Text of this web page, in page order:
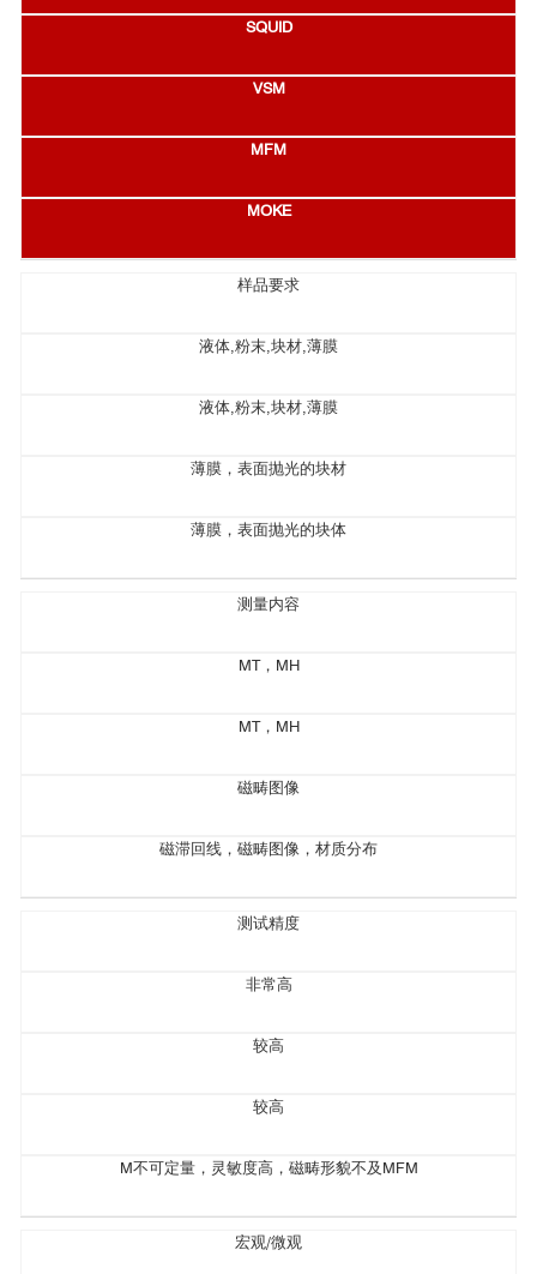
SQUID
VSM
MFM
MOKE
样品要求
液体,粉末,块材,薄膜
液体,粉末,块材,薄膜
薄膜，表面抛光的块材
薄膜，表面抛光的块体
测量内容
MT，MH
MT，MH
磁畴图像
磁滞回线，磁畴图像，材质分布
测试精度
非常高
较高
较高
M不可定量，灵敏度高，磁畴形貌不及MFM
宏观/微观